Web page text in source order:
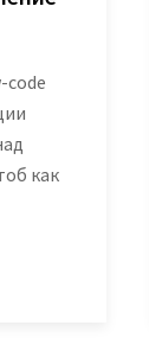
программа
портал
code
как